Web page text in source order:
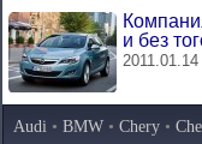
и без
2011.01.14
Audi • BMW • Chery •